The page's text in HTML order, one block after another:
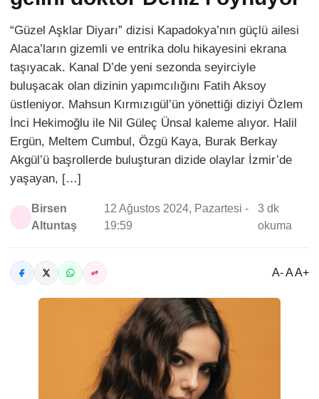
“Güzel Aşklar Diyarı” dizisi Kapadokya’nın güçlü ailesi
Alaca’ların gizemli ve entrika dolu hikayesini ekrana
taşıyacak. Kanal D’de yeni sezonda seyirciyle
buluşacak olan dizinin yapımcılığını Fatih Aksoy
üstleniyor. Mahsun Kırmızıgül’ün yönettiği diziyi Özlem
İnci Hekimoğlu ile Nil Güleç Ünsal kaleme alıyor. Halil
Ergün, Meltem Cumbul, Özgü Kaya, Burak Berkay
Akgül’ü başrollerde buluşturan dizide olaylar İzmir’de
yaşayan, […]
Birsen
Altuntaş
12 Ağustos 2024, Pazartesi -
19:59
3 dk
okuma
A- A A+